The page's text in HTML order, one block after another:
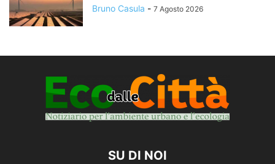
Bruno Casula - 7 Agosto 2026
SU DI NOI